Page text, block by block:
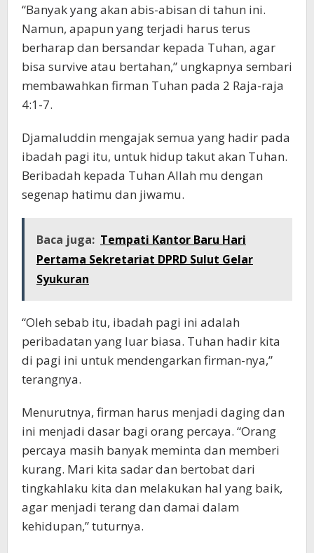
“Banyak yang akan abis-abisan di tahun ini.
Namun, apapun yang terjadi harus terus
berharap dan bersandar kepada Tuhan, agar
bisa survive atau bertahan,” ungkapnya sembari
membawahkan firman Tuhan pada 2 Raja-raja
4:1-7.
Djamaluddin mengajak semua yang hadir pada
ibadah pagi itu, untuk hidup takut akan Tuhan.
Beribadah kepada Tuhan Allah mu dengan
segenap hatimu dan jiwamu.
Baca juga: Tempati Kantor Baru Hari
Pertama Sekretariat DPRD Sulut Gelar
Syukuran
“Oleh sebab itu, ibadah pagi ini adalah
peribadatan yang luar biasa. Tuhan hadir kita
di pagi ini untuk mendengarkan firman-nya,”
terangnya.
Menurutnya, firman harus menjadi daging dan
ini menjadi dasar bagi orang percaya. “Orang
percaya masih banyak meminta dan memberi
kurang. Mari kita sadar dan bertobat dari
tingkahlaku kita dan melakukan hal yang baik,
agar menjadi terang dan damai dalam
kehidupan,” tuturnya.